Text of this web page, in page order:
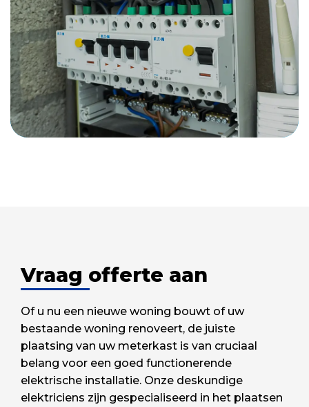
Vraag offerte aan
Of u nu een nieuwe woning bouwt of uw
bestaande woning renoveert, de juiste
plaatsing van uw meterkast is van cruciaal
belang voor een goed functionerende
elektrische installatie. Onze deskundige
elektriciens zijn gespecialiseerd in het plaatsen